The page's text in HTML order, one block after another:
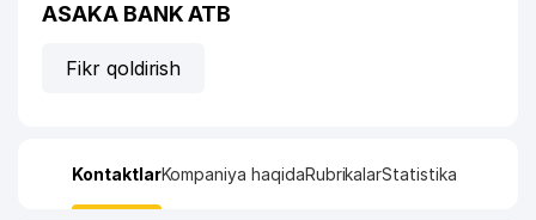
ASAKA BANK ATB
Fikr qoldirish
KontaktlarKompaniya haqidaRubrikalarStatistika